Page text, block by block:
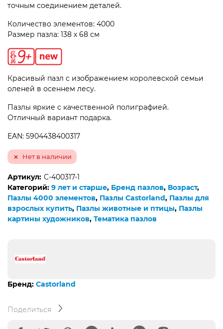
точным соединением деталей.
Количество элементов: 4000
Размер пазла: 138 х 68 см
Красивый пазл с изображением королевской семьи
оленей в осеннем лесу.
Пазлы яркие с качественной полиграфией.
Отличный вариант подарка.
EAN: 5904438400317
Нет в наличии
Артикул: C-400317-1
Категорий: 9 лет и старше, Бренд пазлов, Возраст,
Пазлы 4000 элементов, Пазлы Castorland, Пазлы для
взрослых купить, Пазлы животные и птицы, Пазлы
картины художников, Тематика пазлов
Бренд: Castorland
Поделиться